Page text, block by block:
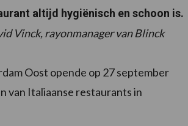
altijd hygiënisch en schoon is.
Vinck, rayonmanager van Blinck
Oost opende op 27 september
van Italiaanse restaurants in